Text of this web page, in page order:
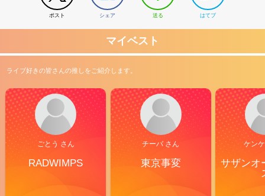
ポスト シェア 送る はてブ
マイベスト
ライブ好きの皆さんの推しをご紹介します。
ごとう さん
RADWIMPS
チーバ さん
東京事変
ケン
サザンオ